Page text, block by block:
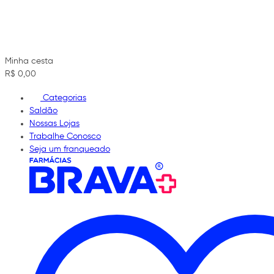
Minha cesta
R$ 0,00
Categorias
Saldão
Nossas Lojas
Trabalhe Conosco
Seja um franqueado